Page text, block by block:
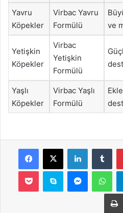
Yavru
Köpekler
Virbac Yavru
Formülü
ve
Yetişkin
Köpekler
Virbac
Yetişkin
Formülü
Yaşlı
Köpekler
Virbac Yaşlı
Formülü
Facebook
X LinkedIn
Pocket Skype Messenger